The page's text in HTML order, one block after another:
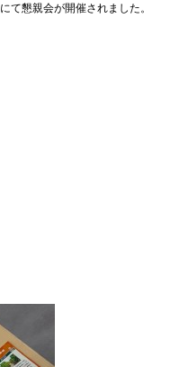
にて懇親会が開催されました。